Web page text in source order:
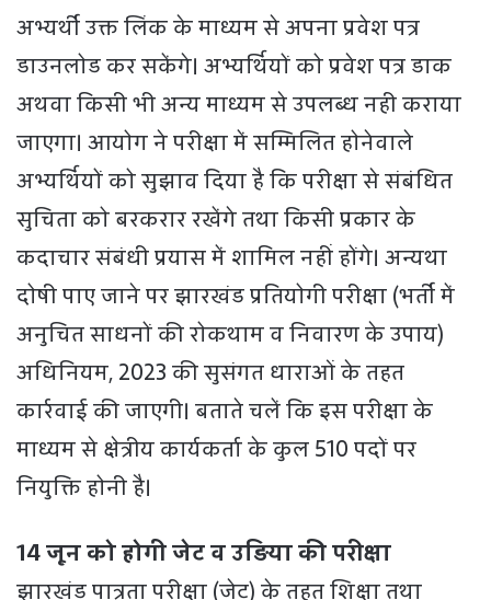
अभ्यर्थी उक्त लिंक के माध्यम से अपना प्रवेश पत्र
डाउनलोड कर सकेंगे। अभ्यर्थियों को प्रवेश पत्र डाक
अथवा किसी भी अन्य माध्यम से उपलब्ध नही कराया
जाएगा। आयोग ने परीक्षा में सम्मिलित होनेवाले
अभ्यर्थियों को सुझाव दिया है कि परीक्षा से संबंधित
सुचिता को बरकरार रखेंगे तथा किसी प्रकार के
कदाचार संबंधी प्रयास में शामिल नहीं होंगे। अन्यथा
दोषी पाए जाने पर झारखंड प्रतियोगी परीक्षा (भर्ती में
अनुचित साधनों की रोकथाम व निवारण के उपाय)
अधिनियम, 2023 की सुसंगत धाराओं के तहत
कार्रवाई की जाएगी। बताते चलें कि इस परीक्षा के
माध्यम से क्षेत्रीय कार्यकर्ता के कुल 510 पदों पर
नियुक्ति होनी है।
14 जून को होगी जेट व उड़िया की परीक्षा
झारखंड पात्रता परीक्षा (जेट) के तहत शिक्षा तथा